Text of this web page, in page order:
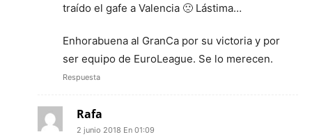
traído el gafe a Valencia 🙁 Lástima…
Enhorabuena al GranCa por su victoria y por
ser equipo de EuroLeague. Se lo merecen.
Respuesta
Rafa
2 junio 2018 En 01:09